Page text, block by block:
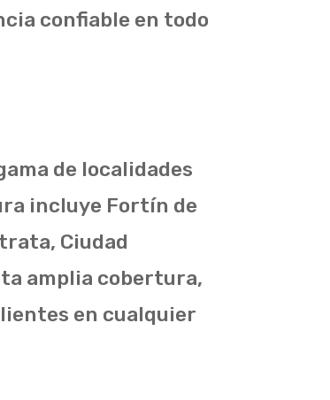
confiable en todo
de localidades
incluye Fortín de
Ciudad
amplia cobertura,
en cualquier